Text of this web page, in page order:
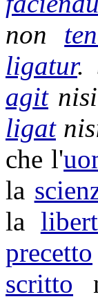
non
ligatur.
agit
ligat
che l'
la
la
precetto
scritto